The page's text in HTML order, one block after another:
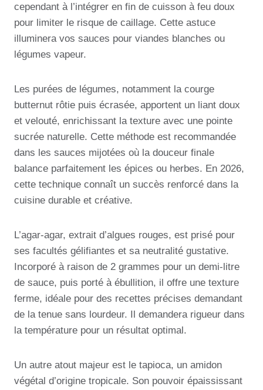
cependant à l’intégrer en fin de cuisson à feu doux
pour limiter le risque de caillage. Cette astuce
illuminera vos sauces pour viandes blanches ou
légumes vapeur.
Les purées de légumes, notamment la courge
butternut rôtie puis écrasée, apportent un liant doux
et velouté, enrichissant la texture avec une pointe
sucrée naturelle. Cette méthode est recommandée
dans les sauces mijotées où la douceur finale
balance parfaitement les épices ou herbes. En 2026,
cette technique connaît un succès renforcé dans la
cuisine durable et créative.
L’agar-agar, extrait d’algues rouges, est prisé pour
ses facultés gélifiantes et sa neutralité gustative.
Incorporé à raison de 2 grammes pour un demi-litre
de sauce, puis porté à ébullition, il offre une texture
ferme, idéale pour des recettes précises demandant
de la tenue sans lourdeur. Il demandera rigueur dans
la température pour un résultat optimal.
Un autre atout majeur est le tapioca, un amidon
végétal d’origine tropicale. Son pouvoir épaississant